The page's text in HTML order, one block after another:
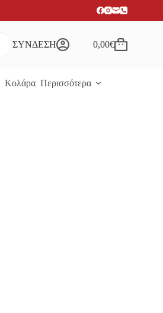
ΣΥΝΔΕΣΗ
Καλάθι
0,00€
Κολάρα Περισσότερα